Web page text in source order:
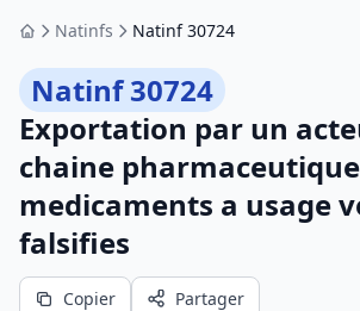
AccueilNatinfs Natinf 30724
Natinf 30724
Exportation par un
chaine
medicaments a usage
falsifies
Copier Partager